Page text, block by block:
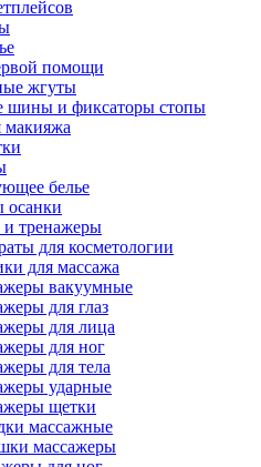
помощи
жгуты
шины и фиксаторы стопы
макияжа
белье
осанки
тренажеры
для косметологии
для массажа
вакуумные
для глаз
для лица
для ног
для тела
ударные
щетки
массажные
массажеры